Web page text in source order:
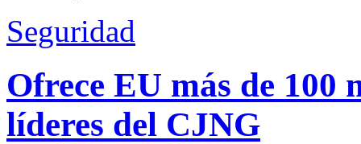
Seguridad
Ofrece EU más de 100
líderes del CJNG